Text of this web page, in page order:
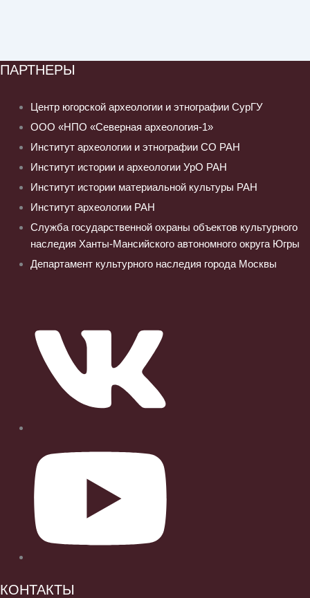
ПАРТНЕРЫ
Центр югорской археологии и этнографии СурГУ
ООО «НПО «Северная археология-1»
Институт археологии и этнографии СО РАН
Институт истории и археологии УрО РАН
Институт истории материальной культуры РАН
Институт археологии РАН
Служба государственной охраны объектов культурного
наследия Ханты-Мансийского автономного округа Югры
Департамент культурного наследия города Москвы
КОНТАКТЫ